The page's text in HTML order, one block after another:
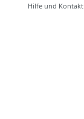
Hilfe und Kontakt